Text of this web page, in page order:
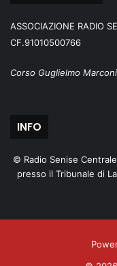
ASSOCIAZIONE RADIO
CF.91010500766
Corso Guglielmo
INFO
© Radio Senise
presso il Tribunale di